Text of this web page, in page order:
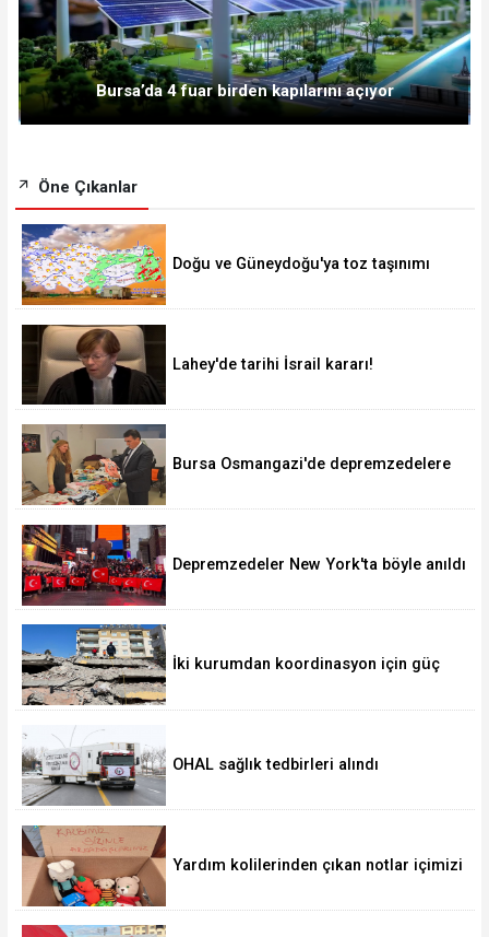
Bursa’da 4 fuar birden kapılarını açıyor
Öne Çıkanlar
Doğu ve Güneydoğu'ya toz taşınımı
Lahey'de tarihi İsrail kararı!
Bursa Osmangazi'de depremzedelere
Depremzedeler New York'ta böyle anıldı
İki kurumdan koordinasyon için güç
OHAL sağlık tedbirleri alındı
Yardım kolilerinden çıkan notlar içimizi